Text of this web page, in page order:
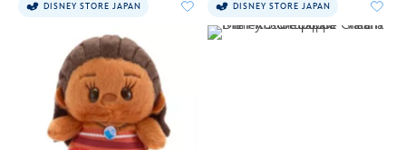
DISNEY STORE JAPAN DISNEY STORE JAPAN